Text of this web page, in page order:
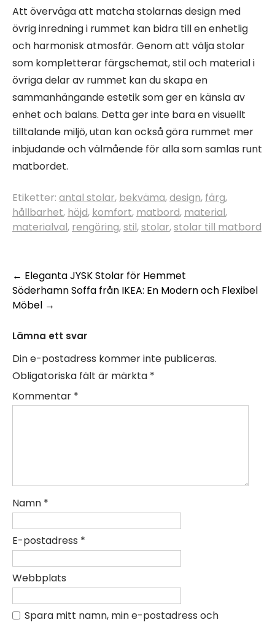
Att överväga att matcha stolarnas design med
övrig inredning i rummet kan bidra till en enhetlig
och harmonisk atmosfär. Genom att välja stolar
som kompletterar färgschemat, stil och material i
övriga delar av rummet kan du skapa en
sammanhängande estetik som ger en känsla av
enhet och balans. Detta ger inte bara en visuellt
tilltalande miljö, utan kan också göra rummet mer
inbjudande och välmående för alla som samlas runt
matbordet.
Etiketter: antal stolar, bekväma,design, färg,
hållbarhet, höjd, komfort, matbord, material,
materialval, rengöring,stil,stolar,stolar till matbord
Inläggsnavigering
← Eleganta JYSK Stolar för Hemmet
Söderhamn Soffa från IKEA: En Modern och Flexibel
Möbel →
Lämna ett svar
Din e-postadress kommer inte publiceras.
Obligatoriska fält är märkta *
Kommentar *
Namn *
E-postadress *
Webbplats
Spara mitt namn, min e-postadress och